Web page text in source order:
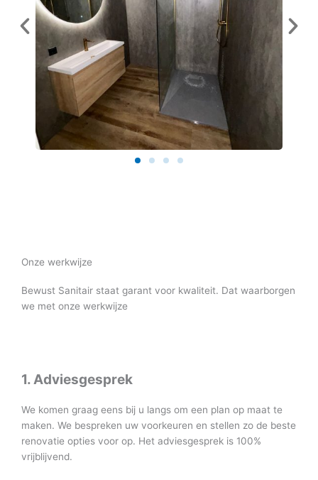
Onze werkwijze
Bewust Sanitair staat garant voor kwaliteit. Dat waarborgen
we met onze werkwijze
1. Adviesgesprek
We komen graag eens bij u langs om een plan op maat te
maken. We bespreken uw voorkeuren en stellen zo de beste
renovatie opties voor op. Het adviesgesprek is 100%
vrijblijvend.